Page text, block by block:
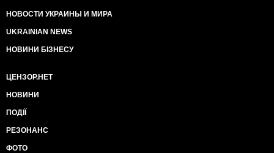
НОВОСТИ УКРАИНЫ И МИРА
UKRAINIAN NEWS
НОВИНИ БІЗНЕСУ
ЦЕНЗОР.НЕТ
НОВИНИ
ПОДІЇ
РЕЗОНАНС
ФОТО